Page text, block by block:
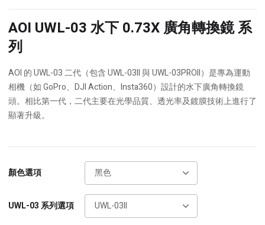
$1,519
through
AOI UWL-03 水下 0.73X廣角轉換鏡 系
列
AOI 的 UWL-03 二代（包含 UWL-03II 與 UWL-03PROII）是專為運動
相機（如 GoPro、DJI Action、Insta360）設計的水下廣角轉換鏡
頭。相比第一代，二代主要在光學品質、透光率及鍍膜技術上進行了
顯著升級。
顏色選項
UWL-03 系列選項